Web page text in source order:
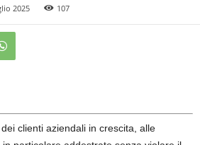
2025 107
clienti aziendali in crescita, alle